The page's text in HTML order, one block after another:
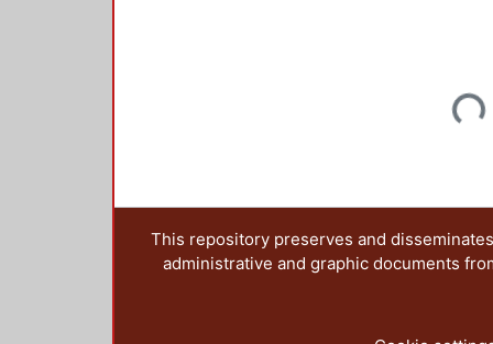
Loading...
This repository preserves and
administrative and graphic documents